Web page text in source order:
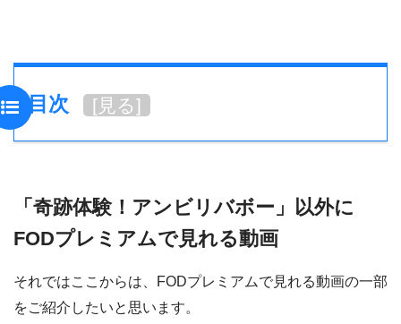
目次 [見る]
「奇跡体験！アンビリバボー」以外に
FODプレミアムで見れる動画
それではここからは、FODプレミアムで見れる動画の一部
をご紹介したいと思います。